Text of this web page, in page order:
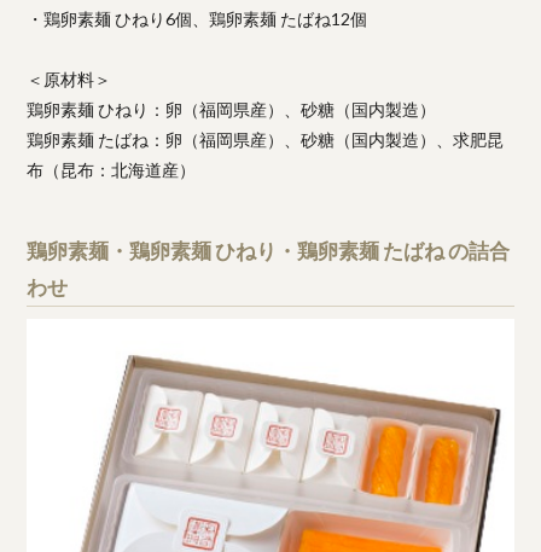
・鶏卵素麺 ひねり6個、鶏卵素麺 たばね12個
＜原材料＞
鶏卵素麺 ひねり：卵（福岡県産）、砂糖（国内製造）
鶏卵素麺 たばね：卵（福岡県産）、砂糖（国内製造）、求肥昆
布（昆布：北海道産）
鶏卵素麺・鶏卵素麺 ひねり・鶏卵素麺 たばね の詰合
わせ